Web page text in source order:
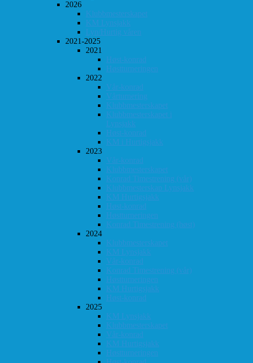
2026
Klubbmesterskapet
KM Lynsjakk
Lyn/Hurtig våren
2021-2025
2021
Høst-konrad
Høstturneringen
2022
Vår-konrad
Vårturnering
Klubbmesterskapet
Klubbmesterskapet i
Lynsjakk
Høst-konrad
KM i Hurtigsjakk
2023
Vår-konrad
Klubbmesterskapet
Konrad Timestrening (vår)
Klubbmesterskap Lynsjakk
KM Hurtigsjakk
Høst-konrad
Høstturneringen
Konrad Timestrening (høst)
2024
Klubbmesterskapet
KM Lynsjakk
Vår-konrad
Konrad Timestrening (vår)
Høstturneringen
KM Hurtigsjakk
Høst-konrad
2025
KM Lynsjakk
Klubbmesterskapet
Vår-konrad
KM Hurtigsjakk
Høstturneringen